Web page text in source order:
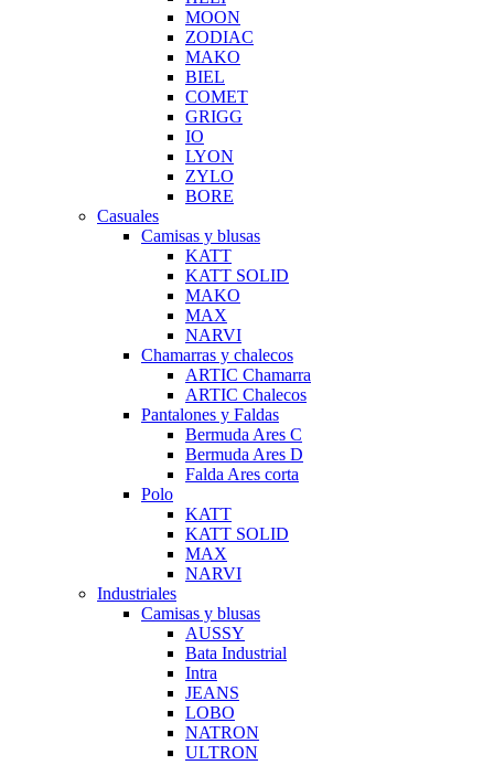
MOON
ZODIAC
MAKO
BIEL
COMET
GRIGG
IO
LYON
ZYLO
BORE
Casuales
Camisas y blusas
KATT
KATT SOLID
MAKO
MAX
NARVI
Chamarras y chalecos
ARTIC Chamarra
ARTIC Chalecos
Pantalones y Faldas
Bermuda Ares C
Bermuda Ares D
Falda Ares corta
Polo
KATT
KATT SOLID
MAX
NARVI
Industriales
Camisas y blusas
AUSSY
Bata Industrial
Intra
JEANS
LOBO
NATRON
ULTRON